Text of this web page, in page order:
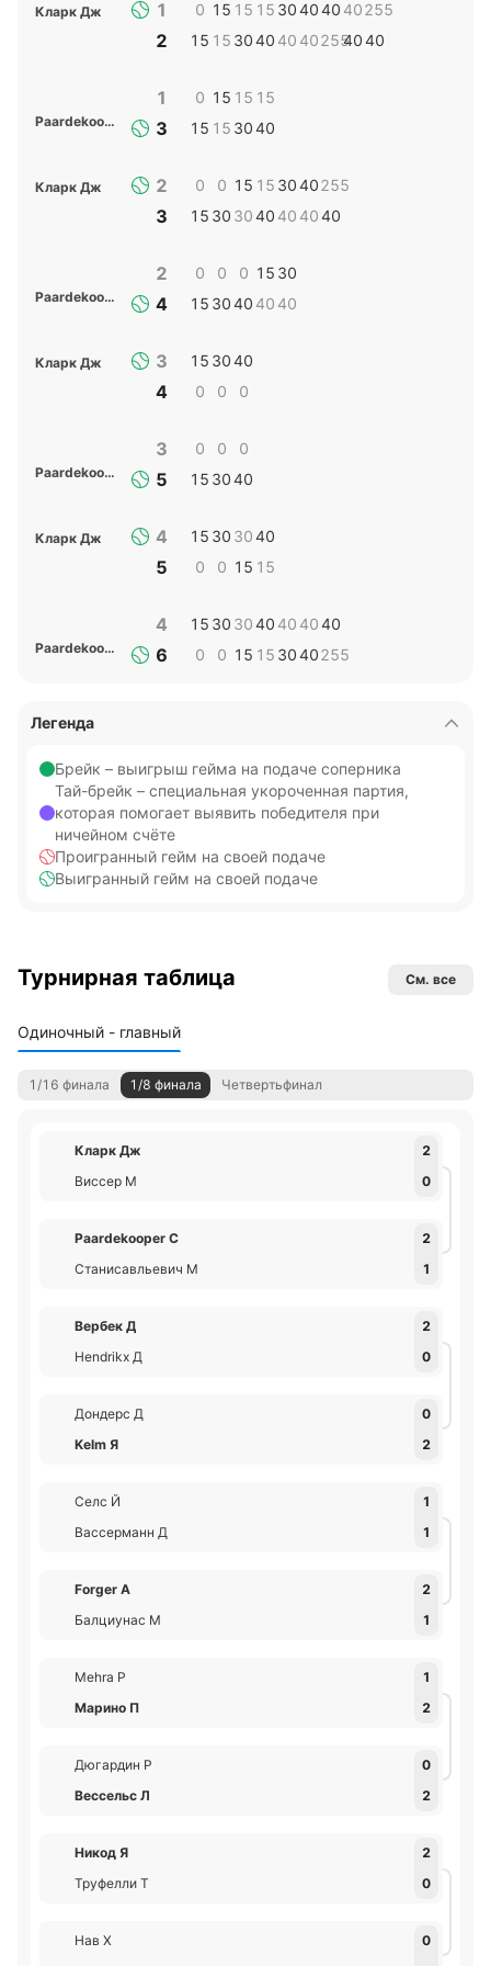
Кларк Дж
1
2
0
15
15
15
15
30
15
40
30
40
40
40
40
255
40
40
255
40
Paardekooper С
1
3
0
15
15
15
15
30
15
40
Кларк Дж
2
3
0
15
0
30
15
30
15
40
30
40
40
40
255
40
Paardekooper С
2
4
0
15
0
30
0
40
15
40
30
40
Кларк Дж
3
4
15
0
30
0
40
0
Paardekooper С
3
5
0
15
0
30
0
40
Кларк Дж
4
5
15
0
30
0
30
15
40
15
Paardekooper С
4
6
15
0
30
0
30
15
40
15
40
30
40
40
40
255
Легенда
Брейк – выигрыш гейма на подаче соперника
Тай-брейк – специальная укороченная партия,
которая помогает выявить победителя при
ничейном счёте
Проигранный гейм на своей подаче
Выигранный гейм на своей подаче
Турнирная таблица См. все
Одиночный - главный
1/16 финала 1/8 финала Четвертьфинал
Кларк Дж
2
Виссер М
0
Paardekooper С
2
Станисавльевич М
1
Вербек Д
2
Hendrikx Д
0
Дондерс Д
0
Kelm Я
2
Селс Й
1
Вассерманн Д
1
Forger А
2
Балциунас М
1
Mehra Р
1
Марино П
2
Дюгардин Р
0
Вессельс Л
2
Никод Я
2
Труфелли Т
0
Нав Х
0